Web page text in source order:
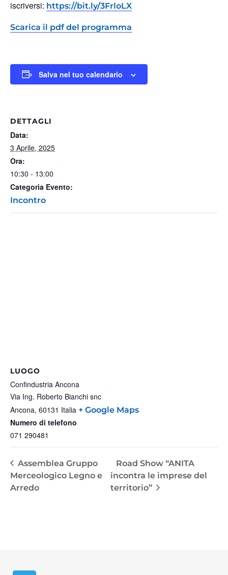
iscriversi: https://bit.ly/3FrloLX
Scarica il pdf del programma
Salva nel tuo calendario
DETTAGLI
Data:
3 Aprile, 2025
Ora:
10:30 - 13:00
Categoria Evento:
Incontro
LUOGO
Confindustria Ancona
Via Ing. Roberto Bianchi snc
Ancona, 60131 Italia + Google Maps
Numero di telefono
071 290481
Assemblea Gruppo
Merceologico Legno e
Arredo
Road Show “ANITA
incontra le imprese del
territorio”